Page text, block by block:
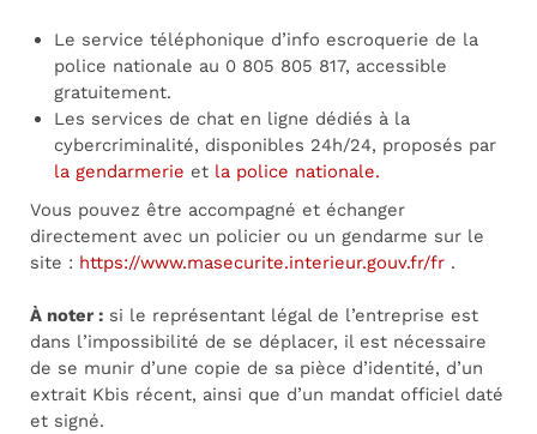
Le service téléphonique d’info escroquerie de la
police nationale au 0 805 805 817, accessible
gratuitement.
Les services de chat en ligne dédiés à la
cybercriminalité, disponibles 24h/24, proposés par
la gendarmerie et la police nationale.
Vous pouvez être accompagné et échanger
directement avec un policier ou un gendarme sur le
site : https://www.masecurite.interieur.gouv.fr/fr .
À noter : si le représentant légal de l’entreprise est
dans l’impossibilité de se déplacer, il est nécessaire
de se munir d’une copie de sa pièce d’identité, d’un
extrait Kbis récent, ainsi que d’un mandat officiel daté
et signé.